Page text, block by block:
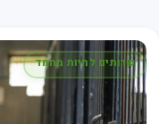
שרותים לחיות מחמד